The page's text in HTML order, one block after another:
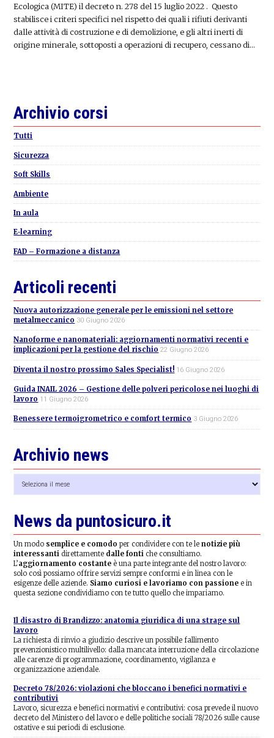
Ecologica (MITE) il decreto n. 278 del 15 luglio 2022 . Questo
stabilisce i criteri specifici nel rispetto dei quali i rifiuti derivanti
dalle attività di costruzione e di demolizione, e gli altri inerti di
origine minerale, sottoposti a operazioni di recupero, cessano di…
Primary
Sidebar
Archivio corsi
Tutti
Sicurezza
Soft Skills
Ambiente
In aula
E-learning
FAD – Formazione a distanza
Articoli recenti
Nuova autorizzazione generale per le emissioni nel settore
metalmeccanico 30 Giugno 2026
Nanoforme e nanomateriali: aggiornamenti normativi recenti e
implicazioni per la gestione del rischio 22 Giugno 2026
Diventa il nostro prossimo Sales Specialist! 16 Giugno 2026
Guida INAIL 2026 – Gestione delle polveri pericolose nei luoghi di
lavoro 11 Giugno 2026
Benessere termoigrometrico e comfort termico 3 Giugno 2026
Archivio news
news
News da puntosicuro.it
Un modo semplice e comodo per condividere con te lenotizie più
interessanti direttamente dalle fonti che consultiamo.
L’aggiornamento costante è una parte integrante del nostro lavoro:
solo così possiamo offrire servizi sempre conformi e in linea con le
esigenze delle aziende. Siamo curiosi e lavoriamo con passione e in
questa sezione condividiamo con te tutto quello che impariamo.
Il disastro di Brandizzo: anatomia giuridica di una strage sul
lavoro
La richiesta di rinvio a giudizio descrive un possibile fallimento
prevenzionistico multilivello: dalla mancata interruzione della circolazione
alle carenze di programmazione, coordinamento, vigilanza e
organizzazione aziendale.
Decreto 78/2026: violazioni che bloccano i benefici normativi e
contributivi
Lavoro, sicurezza e benefici normativi e contributivi: cosa prevede il nuovo
decreto del Ministero del lavoro e delle politiche sociali 78/2026 sulle cause
ostative e sui periodi di esclusione.